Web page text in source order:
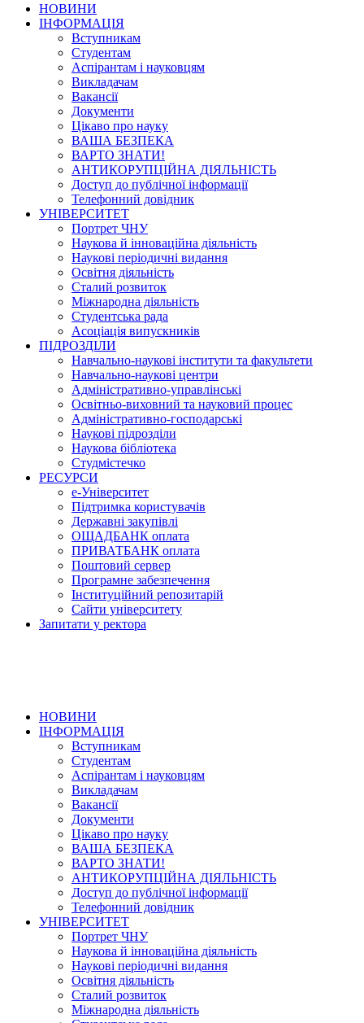
НОВИНИ
ІНФОРМАЦІЯ
Вступникам
Студентам
Аспірантам і науковцям
Викладачам
Вакансії
Документи
Цікаво про науку
ВАША БЕЗПЕКА
ВАРТО ЗНАТИ!
АНТИКОРУПЦІЙНА ДІЯЛЬНІСТЬ
Доступ до публічної інформації
Телефонний довідник
УНІВЕРСИТЕТ
Портрет ЧНУ
Наукова й інноваційна діяльність
Наукові періодичні видання
Освітня діяльність
Сталий розвиток
Міжнародна діяльність
Студентська рада
Асоціація випускників
ПІДРОЗДІЛИ
Навчально-наукові інститути та факультети
Навчально-наукові центри
Адміністративно-управлінські
Освітньо-виховний та науковий процес
Адміністративно-господарські
Наукові підрозділи
Наукова бібліотека
Студмістечко
РЕСУРСИ
е-Університет
Підтримка користувачів
Державні закупівлі
ОЩАДБАНК оплата
ПРИВАТБАНК оплата
Поштовий сервер
Програмне забезпечення
Інституційний репозитарій
Сайти університету
Запитати у ректора
НОВИНИ
ІНФОРМАЦІЯ
Вступникам
Студентам
Аспірантам і науковцям
Викладачам
Вакансії
Документи
Цікаво про науку
ВАША БЕЗПЕКА
ВАРТО ЗНАТИ!
АНТИКОРУПЦІЙНА ДІЯЛЬНІСТЬ
Доступ до публічної інформації
Телефонний довідник
УНІВЕРСИТЕТ
Портрет ЧНУ
Наукова й інноваційна діяльність
Наукові періодичні видання
Освітня діяльність
Сталий розвиток
Міжнародна діяльність